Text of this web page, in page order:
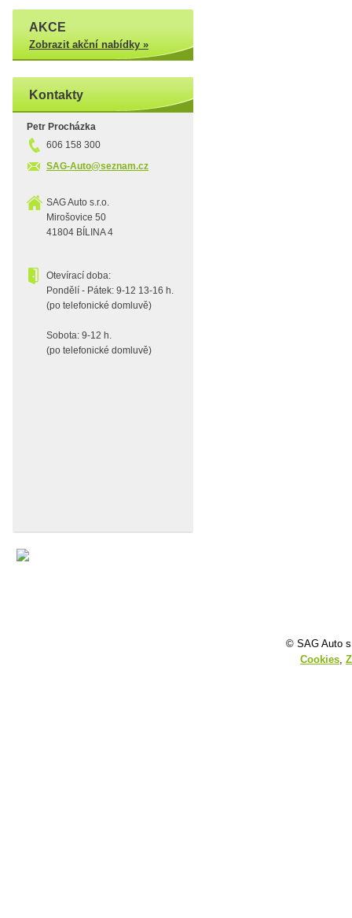
AKCE
Zobrazit akční nabídky »
Kontakty
Petr Procházka
606 158 300
SAG-Auto@seznam.cz
SAG Auto s.r.o.
Mirošovice 50
41804 BÍLINA 4
Otevírací doba:
Pondělí - Pátek: 9-12 13-16 h.
(po telefonické domluvě)
Sobota: 9-12 h.
(po telefonické domluvě)
© SAG Auto
Cookies,